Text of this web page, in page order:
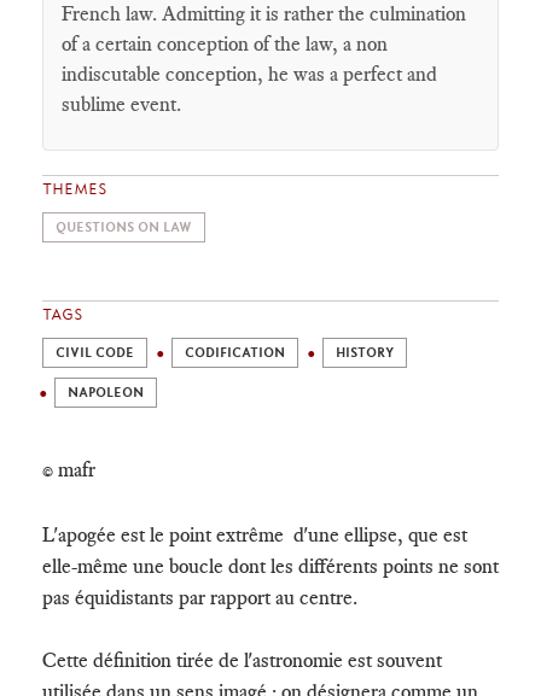
French law. Admitting it is rather the culmination
of a certain conception of the law, a non
indiscutable conception, he was a perfect and
sublime event.
THEMES
QUESTIONS ON LAW
TAGS
CIVIL CODE CODIFICATION HISTORY
NAPOLEON
© mafr
L'apogée est le point extrême d'une ellipse, que est
elle-même une boucle dont les différents points ne sont
pas équidistants par rapport au centre.
Cette définition tirée de l'astronomie est souvent
utilisée dans un sens imagé : on désignera comme un